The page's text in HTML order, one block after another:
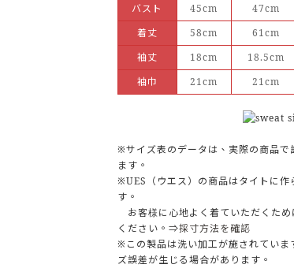
バスト
45cm 47cm
着丈
58cm 61cm
袖丈
18cm 18.5cm
袖巾
21cm 21cm
※サイズ表のデータは、実際の商品で
ます。
※UES（ウエス）の商品はタイトに作
す。
お客様に心地よく着ていただくた
ください。⇒採寸方法を確認
※この製品は洗い加工が施されていま
ズ誤差が生じる場合があります。